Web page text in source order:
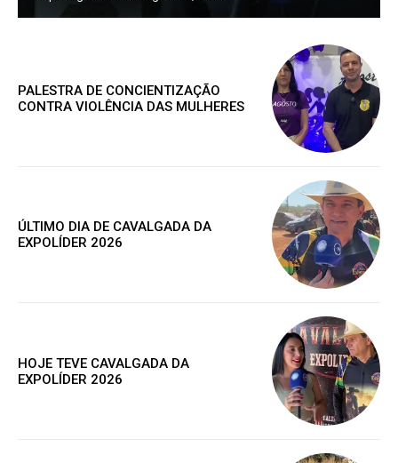
Gratuitamente / para sempre
PALESTRA DE CONCIENTIZAÇÃO
CONTRA VIOLÊNCIA DAS MULHERES
ÚLTIMO DIA DE CAVALGADA DA
EXPOLÍDER 2026
HOJE TEVE CAVALGADA DA
EXPOLÍDER 2026